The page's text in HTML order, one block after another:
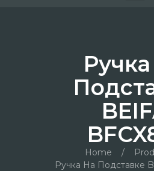
Home /
Ручка На Подставке